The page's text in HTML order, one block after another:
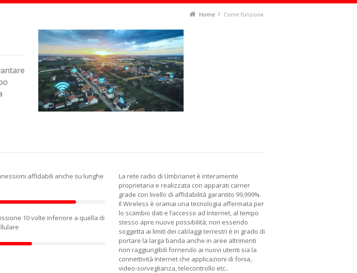
Home Come funziona
affidabili anche su lunghe
10 volte inferiore a quella di
La rete radio di Umbrianet è interamente
proprietaria e realizzata con apparati carrier
grade con livello di affidabilità garantito 99,999%.
Il Wireless è oramai una tecnologia affermata per
lo scambio dati e l’accesso ad Internet, al tempo
stesso apre nuove possibilità; non essendo
soggetta ai limiti dei cablaggi terrestri è in grado di
portare la larga banda anche in aree altrimenti
non raggiungibili fornendo ai nuovi utenti sia la
connettività Internet che applicazioni di fonia,
video-sorveglianza, telecontrollo etc..